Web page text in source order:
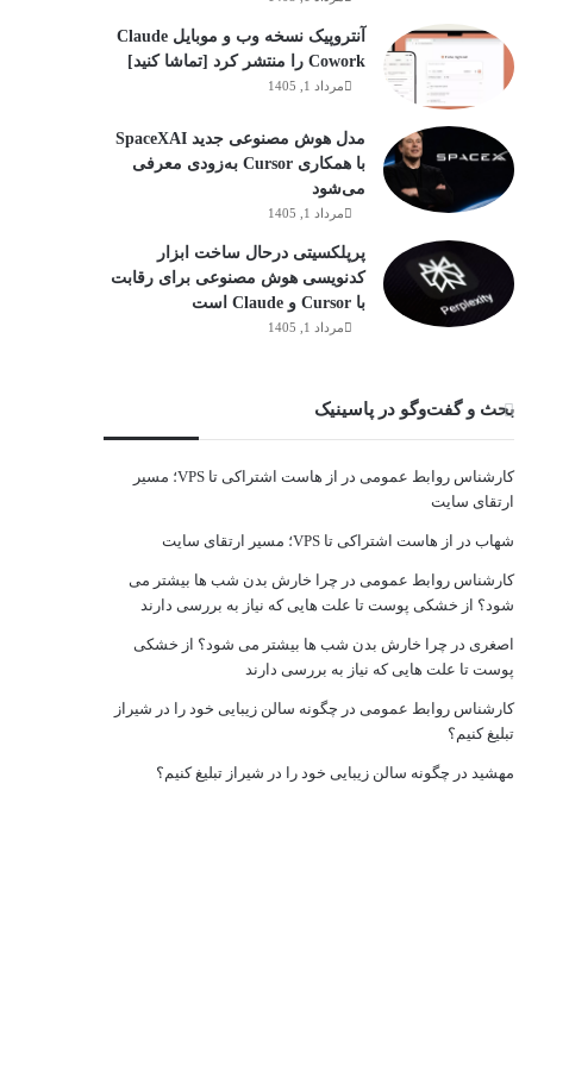
آنتروپیک نسخه وب و موبایل Claude
Cowork را منتشر کرد [تماشا کنید]
مرداد 1, 1405
مدل هوش مصنوعی جدید SpaceXAI
با همکاری Cursor به‌زودی معرفی
می‌شود
مرداد 1, 1405
پرپلکسیتی درحال ساخت ابزار
کدنویسی هوش مصنوعی برای رقابت
با Cursor و Claude است
مرداد 1, 1405
بحث و گفت‌وگو در پاسینیک
کارشناس روابط عمومی در
از هاست اشتراکی تا VPS؛ مسیر
ارتقای سایت
شهاب در از هاست اشتراکی تا VPS؛ مسیر ارتقای سایت
کارشناس روابط عمومی در چرا خارش بدن شب ها بیشتر می
شود؟ از خشکی پوست تا علت هایی که نیاز به بررسی دارند
اصغری در چرا خارش بدن شب ها بیشتر می شود؟ از خشکی
پوست تا علت هایی که نیاز به بررسی دارند
کارشناس روابط عمومی در چگونه سالن زیبایی خود را در شیراز
تبلیغ کنیم؟
مهشید در چگونه سالن زیبایی خود را در شیراز تبلیغ کنیم؟